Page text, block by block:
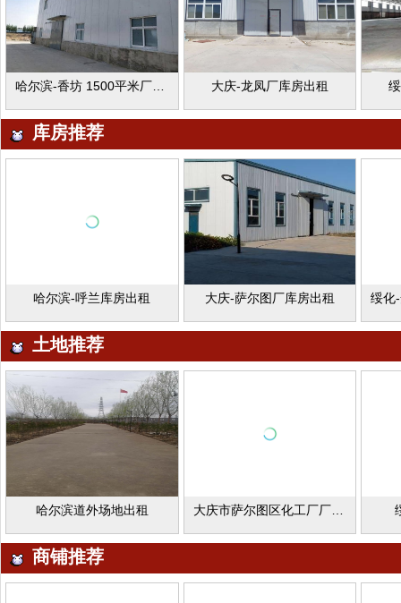
大庆-龙凤厂库房出租
库房推荐
哈尔滨-呼兰库房出租 大庆-萨尔图厂库房出租
土地推荐
哈尔滨道外场地出租 大庆市萨尔图区化工厂厂房、场地、车库出租
商铺推荐